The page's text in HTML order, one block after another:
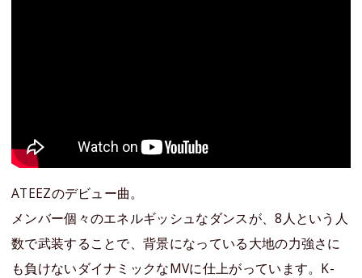
ATEEZのデビュー曲。
メンバー個々のエネルギッシュなダンスが、8人という人
数で武装することで、背景になっている大地の力強さに
も負けないダイナミックなMVに仕上がっています。K-